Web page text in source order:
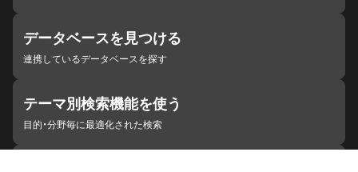
データベースを見つける
連携しているデータベースを探す
テーマ別検索機能を使う
目的・分野毎に最適化された検索